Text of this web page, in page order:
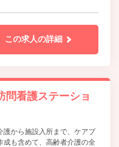
この求人の詳細
看護ステーショ
護から施設入所まで、ケアプ
成も含めて、高齢者介護の全